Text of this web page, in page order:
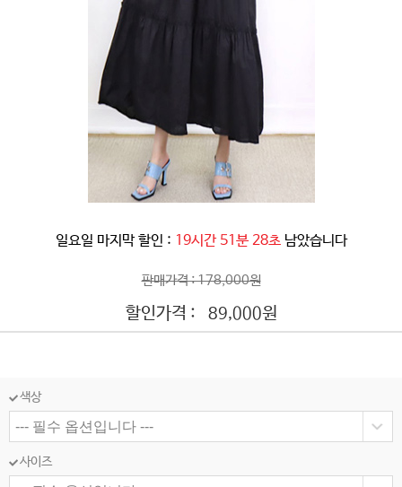
일요일 마지막 할인 : 19시간 51분 26초 남았습니다
판매가격 : 178,000원
할인가격 : 89,000원
색상
사이즈